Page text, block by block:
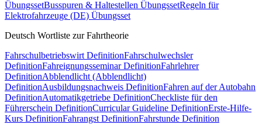
ÜbungssetBusspuren & Haltestellen ÜbungssetRegeln für
Elektrofahrzeuge (DE) Übungsset
Deutsch Wortliste zur Fahrtheorie
Fahrschulbetriebswirt DefinitionFahrschulwechsler
DefinitionFahreignungsseminar DefinitionFahrlehrer
DefinitionAbblendlicht (Abblendlicht)
DefinitionAusbildungsnachweis DefinitionFahren auf der Autobahn
DefinitionAutomatikgetriebe DefinitionCheckliste für den
Führerschein DefinitionCurricular Guideline DefinitionErste-Hilfe-
Kurs DefinitionFahrangst DefinitionFahrstunde Definition